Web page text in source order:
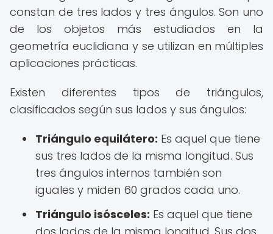
constan de tres lados y tres ángulos. Son uno
de los objetos más estudiados en la
geometría euclidiana y se utilizan en múltiples
aplicaciones prácticas.
Existen diferentes tipos de triángulos,
clasificados según sus lados y sus ángulos:
Triángulo equilátero: Es aquel que tiene
sus tres lados de la misma longitud. Sus
tres ángulos internos también son
iguales y miden 60 grados cada uno.
Triángulo isósceles: Es aquel que tiene